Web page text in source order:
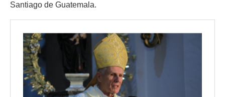
Santiago de Guatemala.